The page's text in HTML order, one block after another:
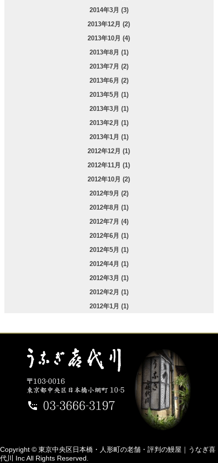
2014年3月 (3)
2013年12月 (2)
2013年10月 (4)
2013年8月 (1)
2013年7月 (2)
2013年6月 (2)
2013年5月 (1)
2013年3月 (1)
2013年2月 (1)
2013年1月 (1)
2012年12月 (1)
2012年11月 (1)
2012年10月 (2)
2012年9月 (2)
2012年8月 (1)
2012年7月 (4)
2012年6月 (1)
2012年5月 (1)
2012年4月 (1)
2012年3月 (1)
2012年2月 (1)
2012年1月 (1)
Copyright © 東京中央区日本橋・人形町の老舗・評判の鰻屋｜うなぎ喜
代川 Inc All Rights Reserved.